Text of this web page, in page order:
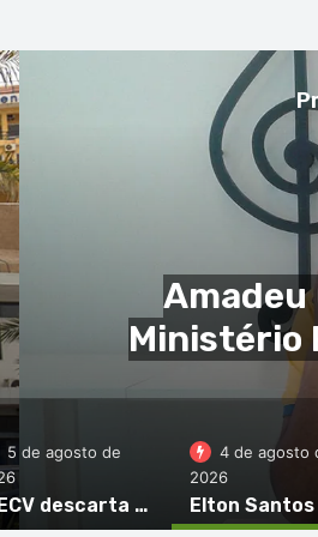
5 de agosto de
INECV descarta acusações de alegada manipulção e reafirma independência e rigor das estatísticas oficiais
4 de agosto
2026